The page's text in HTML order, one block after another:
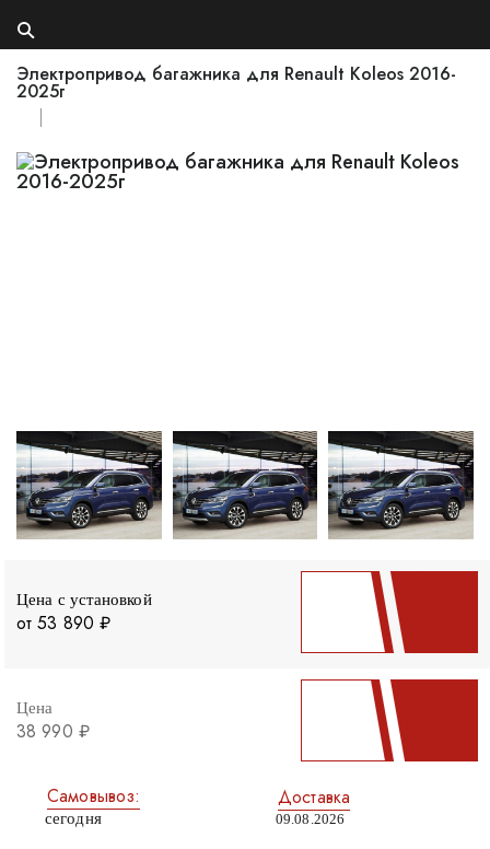
Электропривод багажника для Renault Koleos 2016-
2025г
Цена с установкой
от 53 890 ₽
Цена
38 990 ₽
Самовывоз:
сегодня
Доставка
09.08.2026